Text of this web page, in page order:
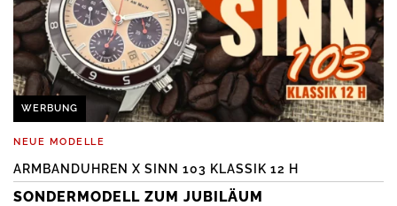
WERBUNG
NEUE MODELLE
ARMBANDUHREN X SINN 103 KLASSIK 12 H
SONDERMODELL ZUM JUBILÄUM